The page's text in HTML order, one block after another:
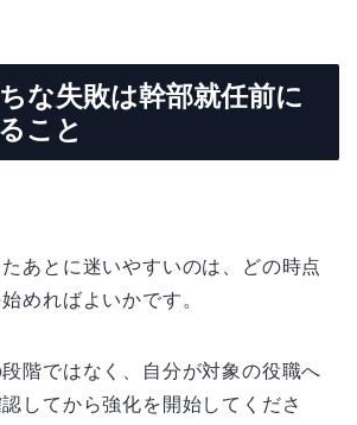
な失敗は幹部就任前に
こと
あとに迷いやすいのは、どの時点
めればよいかです。
階ではなく、自分が対象の役職へ
してから強化を開始してくださ